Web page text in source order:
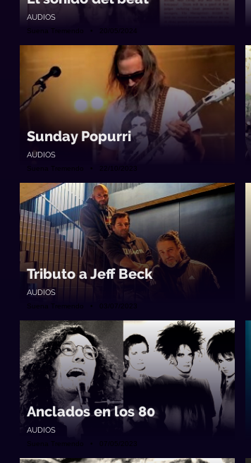
AUDIOS
Suena Tremendo • 20/05/2024
Sunday Popurri
AUDIOS
Suena Tremendo • 22/10/2023
Tributo a Jeff Beck
AUDIOS
Suena Tremendo • 03/07/2023
Anclados en los 80
AUDIOS
Suena Tremendo • 07/05/2023